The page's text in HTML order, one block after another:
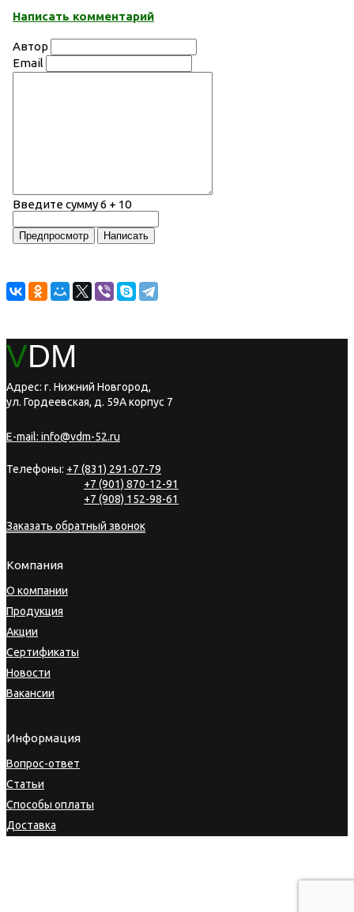
Написать комментарий
Автор
Email
Введите сумму 6 + 10
VDM
Адрес: г. Нижний Новгород,
ул. Гордеевская, д. 59А корпус 7
E-mail: info@vdm-52.ru
Телефоны: +7 (831) 291-07-79
+7 (901) 870-12-91
+7 (908) 152-98-61
Заказать обратный звонок
Компания
О компании
Продукция
Акции
Сертификаты
Новости
Вакансии
Информация
Вопрос-ответ
Статьи
Способы оплаты
Доставка